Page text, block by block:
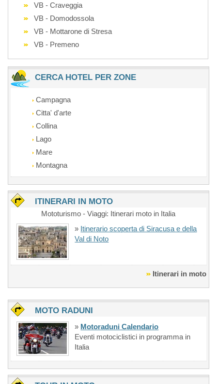
VB - Craveggia
VB - Domodossola
VB - Mottarone di Stresa
VB - Premeno
CERCA HOTEL PER ZONE
Campagna
Citta' d'arte
Collina
Lago
Mare
Montagna
ITINERARI IN MOTO
Mototurismo - Viaggi: Itinerari moto in Italia
» Itinerario scoperta di Siracusa e della
Val di Noto
Itinerari in moto
MOTO RADUNI
» Motoraduni Calendario
Eventi motociclistici in programma in
Italia